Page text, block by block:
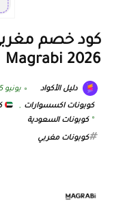
Magrabi 2026
دليل الأكواد يونيو 25, 2026
كوبونات اكسسوارات ,
كوبونات السعودية
كوبونات مغربي